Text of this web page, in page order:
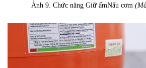
Ảnh 9. Chức năng Giữ ấmNấu cơm